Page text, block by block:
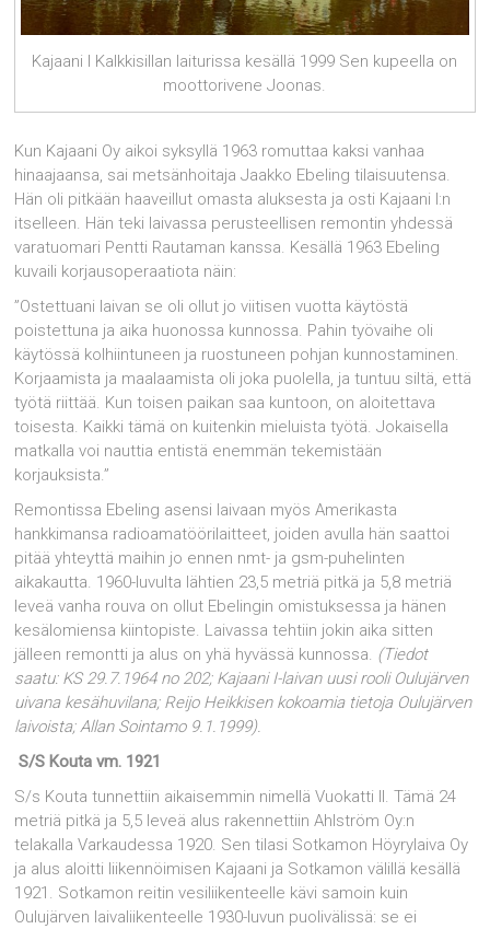
Kajaani I Kalkkisillan laiturissa kesällä 1999 Sen kupeella on
moottorivene Joonas.
Kun Kajaani Oy aikoi syksyllä 1963 romuttaa kaksi vanhaa
hinaajaansa, sai metsänhoitaja Jaakko Ebeling tilaisuutensa.
Hän oli pitkään haaveillut omasta aluksesta ja osti Kajaani I:n
itselleen. Hän teki laivassa perusteellisen remontin yhdessä
varatuomari Pentti Rautaman kanssa. Kesällä 1963 Ebeling
kuvaili korjausoperaatiota näin:
”Ostettuani laivan se oli ollut jo viitisen vuotta käytöstä
poistettuna ja aika huonossa kunnossa. Pahin työvaihe oli
käytössä kolhiintuneen ja ruostuneen pohjan kunnostaminen.
Korjaamista ja maalaamista oli joka puolella, ja tuntuu siltä, että
työtä riittää. Kun toisen paikan saa kuntoon, on aloitettava
toisesta. Kaikki tämä on kuitenkin mieluista työtä. Jokaisella
matkalla voi nauttia entistä enemmän tekemistään
korjauksista.”
Remontissa Ebeling asensi laivaan myös Amerikasta
hankkimansa radioamatöörilaitteet, joiden avulla hän saattoi
pitää yhteyttä maihin jo ennen nmt- ja gsm-puhelinten
aikakautta. 1960-luvulta lähtien 23,5 metriä pitkä ja 5,8 metriä
leveä vanha rouva on ollut Ebelingin omistuksessa ja hänen
kesälomiensa kiintopiste. Laivassa tehtiin jokin aika sitten
jälleen remontti ja alus on yhä hyvässä kunnossa. (Tiedot
saatu: KS 29.7.1964 no 202; Kajaani I-laivan uusi rooli Oulujärven
uivana kesähuvilana; Reijo Heikkisen kokoamia tietoja Oulujärven
laivoista; Allan Sointamo 9.1.1999).
S/S Kouta vm. 1921
S/s Kouta tunnettiin aikaisemmin nimellä Vuokatti II. Tämä 24
metriä pitkä ja 5,5 leveä alus rakennettiin Ahlström Oy:n
telakalla Varkaudessa 1920. Sen tilasi Sotkamon Höyrylaiva Oy
ja alus aloitti liikennöimisen Kajaani ja Sotkamon välillä kesällä
1921. Sotkamon reitin vesiliikenteelle kävi samoin kuin
Oulujärven laivaliikenteelle 1930-luvun puolivälissä: se ei